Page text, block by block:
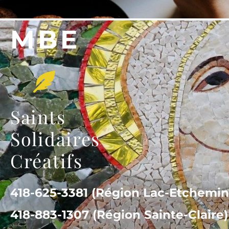
MBE
Saints
Solidaires
Créatifs
418-625-3381 (Région Lac-
418-883-1307 (Région Sainte-Claire)